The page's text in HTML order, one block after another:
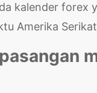
kalender forex
Amerika